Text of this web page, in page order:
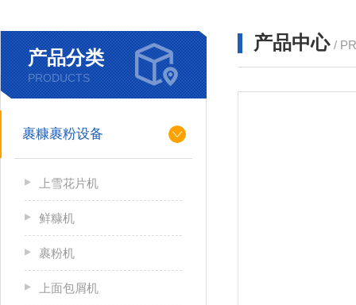
产品分类
PRODUCTS
裹糠裹粉设备
上雪花片机
鲜糠机
裹粉机
上面包屑机
产品中心 /